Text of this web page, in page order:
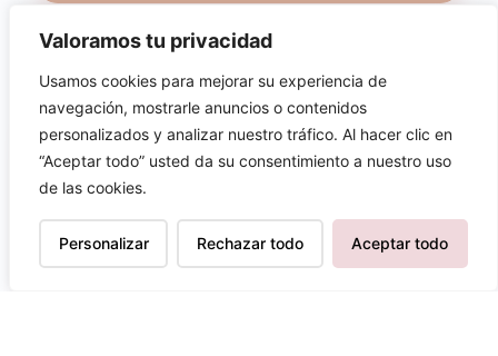
Valoramos tu privacidad
Usamos cookies para mejorar su experiencia de
navegación, mostrarle anuncios o contenidos
personalizados y analizar nuestro tráfico. Al hacer clic en
“Aceptar todo” usted da su consentimiento a nuestro uso
de las cookies.
Personalizar Rechazar todo Aceptar todo
Al pinchar en suscribirme, aceptas nuestra
nuestros correos electrónicos.
AVISO LEGAL